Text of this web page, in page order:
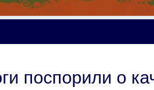
поспорили о